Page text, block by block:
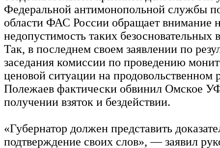
Федеральной антимонопольной службы
области ФАС России обращает внимание
недопустимость таких безосновательных
Так, в последнем своем заявлении по
заседания комиссии по проведению
ценовой ситуации на продовольственном
Полежаев фактически обвинил Омское
получении взяток и бездействии.
«Губернатор должен представить
подтверждение своих слов», — заявил